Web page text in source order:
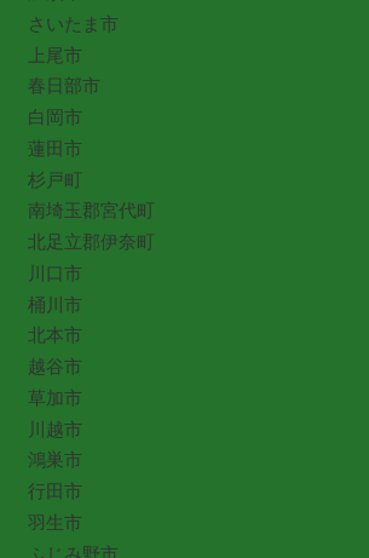
さいたま市
上尾市
春日部市
白岡市
蓮田市
杉戸町
南埼玉郡宮代町
北足立郡伊奈町
川口市
桶川市
北本市
越谷市
草加市
川越市
鴻巣市
行田市
羽生市
ふじみ野市